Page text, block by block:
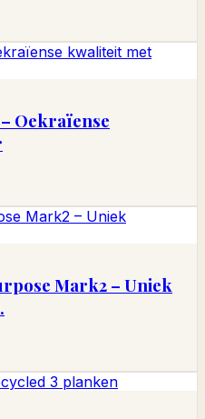
Oekraïense
Mark2 – Uniek